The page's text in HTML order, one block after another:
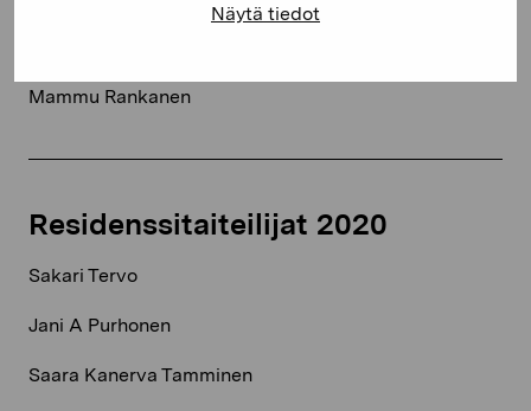
Näytä tiedot
Mammu Rankanen​
Residenssitaiteilijat 2020
Sakari Tervo
Jani A Purhonen
Saara Kanerva Tamminen